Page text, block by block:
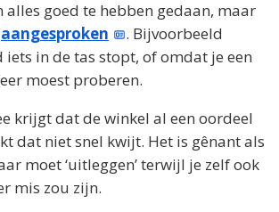
alles goed te hebben gedaan, maar
aangesproken
. Bijvoorbeeld
in de tas stopt, of omdat je een
moest proberen.
krijgt dat de winkel al een oordeel
dat niet snel kwijt. Het is gênant als
moet ‘uitleggen’ terwijl je zelf ook
mis zou zijn.